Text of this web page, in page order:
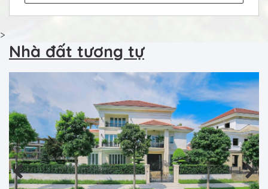
>
Nhà đất tương tự